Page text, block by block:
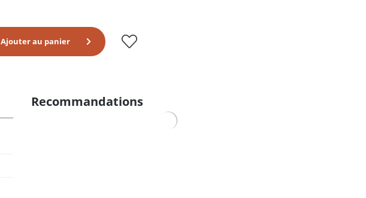
Ajouter au panier
Recommandations